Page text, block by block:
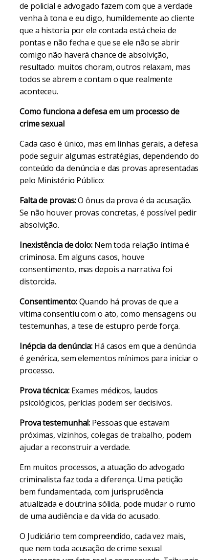
de policial e advogado fazem com que a verdade
venha à tona e eu digo, humildemente ao cliente
que a historia por ele contada está cheia de
pontas e não fecha e que se ele não se abrir
comigo não haverá chance de absolvição,
resultado: muitos choram, outros relaxam, mas
todos se abrem e contam o que realmente
aconteceu.
Como funciona a defesa em um processo de
crime sexual
Cada caso é único, mas em linhas gerais, a defesa
pode seguir algumas estratégias, dependendo do
conteúdo da denúncia e das provas apresentadas
pelo Ministério Público:
Falta de provas:O ônus da prova é da acusação.
Se não houver provas concretas, é possível pedir
absolvição.
Inexistência de dolo:Nem toda relação íntima é
criminosa. Em alguns casos, houve
consentimento, mas depois a narrativa foi
distorcida.
Consentimento:Quando há provas de que a
vítima consentiu com o ato, como mensagens ou
testemunhas, a tese de estupro perde força.
Inépcia da denúncia: Há casos em que a denúncia
é genérica, sem elementos mínimos para iniciar o
processo.
Prova técnica:Exames médicos, laudos
psicológicos, perícias podem ser decisivos.
Prova testemunhal: Pessoas que estavam
próximas, vizinhos, colegas de trabalho, podem
ajudar a reconstruir a verdade.
Em muitos processos, a atuação do advogado
criminalista faz toda a diferença. Uma petição
bem fundamentada, com jurisprudência
atualizada e doutrina sólida, pode mudar o rumo
de uma audiência e da vida do acusado.
O Judiciário tem compreendido, cada vez mais,
que nem toda acusação de crime sexual